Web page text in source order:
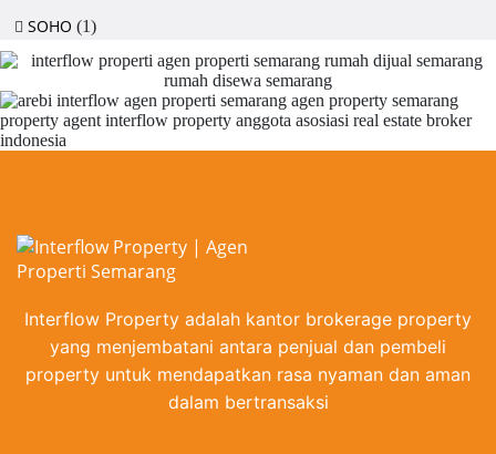
SOHO (1)
Interflow Property adalah kantor brokerage property
yang menjembatani antara penjual dan pembeli
property untuk mendapatkan rasa nyaman dan aman
dalam bertransaksi